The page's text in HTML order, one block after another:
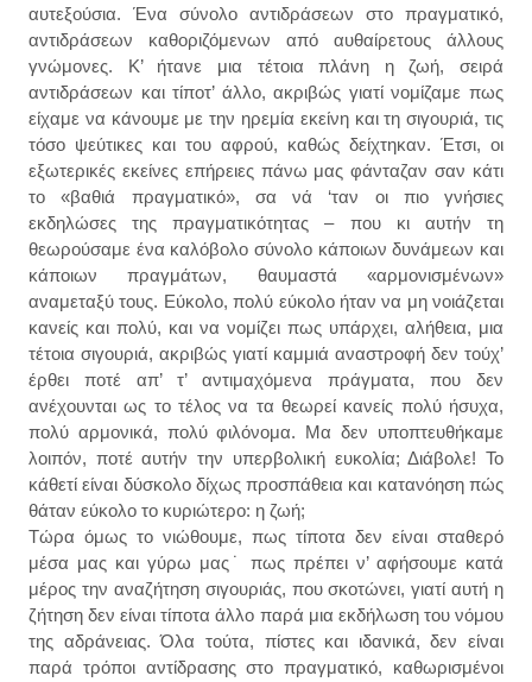
αυτεξούσια. Ένα σύνολο αντιδράσεων στο πραγματικό,
αντιδράσεων καθοριζόμενων από αυθαίρετους άλλους
γνώμονες. Κ’ ήτανε μια τέτοια πλάνη η ζωή, σειρά
αντιδράσεων και τίποτ’ άλλο, ακριβώς γιατί νομίζαμε πως
είχαμε να κάνουμε με την ηρεμία εκείνη και τη σιγουριά, τις
τόσο ψεύτικες και του αφρού, καθώς δείχτηκαν. Έτσι, οι
εξωτερικές εκείνες επήρειες πάνω μας φάνταζαν σαν κάτι
το «βαθιά πραγματικό», σα νά ‘ταν οι πιο γνήσιες
εκδηλώσες της πραγματικότητας – που κι αυτήν τη
θεωρούσαμε ένα καλόβολο σύνολο κάποιων δυνάμεων και
κάποιων πραγμάτων, θαυμαστά «αρμονισμένων»
αναμεταξύ τους. Εύκολο, πολύ εύκολο ήταν να μη νοιάζεται
κανείς και πολύ, και να νομίζει πως υπάρχει, αλήθεια, μια
τέτοια σιγουριά, ακριβώς γιατί καμμιά αναστροφή δεν τούχ’
έρθει ποτέ απ’ τ’ αντιμαχόμενα πράγματα, που δεν
ανέχουνται ως το τέλος να τα θεωρεί κανείς πολύ ήσυχα,
πολύ αρμονικά, πολύ φιλόνομα. Μα δεν υποπτευθήκαμε
λοιπόν, ποτέ αυτήν την υπερβολική ευκολία; Διάβολε! Το
κάθετί είναι δύσκολο δίχως προσπάθεια και κατανόηση πώς
θάταν εύκολο το κυριώτερο: η ζωή;
Τώρα όμως το νιώθουμε, πως τίποτα δεν είναι σταθερό
μέσα μας και γύρω μας˙ πως πρέπει ν’ αφήσουμε κατά
μέρος την αναζήτηση σιγουριάς, που σκοτώνει, γιατί αυτή η
ζήτηση δεν είναι τίποτα άλλο παρά μια εκδήλωση του νόμου
της αδράνειας. Όλα τούτα, πίστες και ιδανικά, δεν είναι
παρά τρόποι αντίδρασης στο πραγματικό, καθωρισμένοι